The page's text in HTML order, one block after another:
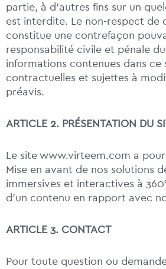
partie, à d’autres fins sur un
est interdite. Le non-respect de
constitue une contrefaçon
responsabilité civile et pénale
informations contenues dans ce
contractuelles et sujettes à
préavis.
ARTICLE 2. PRÉSENTATION DU
Le site www.virteem.com a
Mise en avant de nos solutions
immersives et interactives à
d’un contenu en rapport avec
ARTICLE 3. CONTACT
Pour toute question ou